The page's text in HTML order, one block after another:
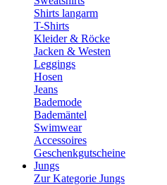
Shirts langarm
T-Shirts
Kleider & Röcke
Jacken & Westen
Leggings
Hosen
Jeans
Bademode
Bademäntel
Swimwear
Accessoires
Geschenkgutscheine
Jungs
Zur Kategorie Jungs